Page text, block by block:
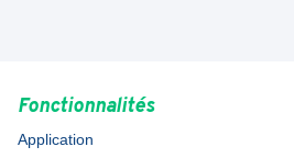
Fonctionnalités
Application